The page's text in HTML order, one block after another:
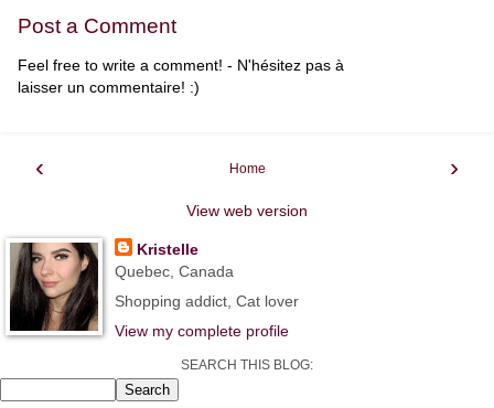
Post a Comment
Feel free to write a comment! - N'hésitez pas à
laisser un commentaire! :)
‹ ›
Home
View web version
Kristelle
Quebec, Canada
Shopping addict, Cat lover
View my complete profile
SEARCH THIS BLOG: